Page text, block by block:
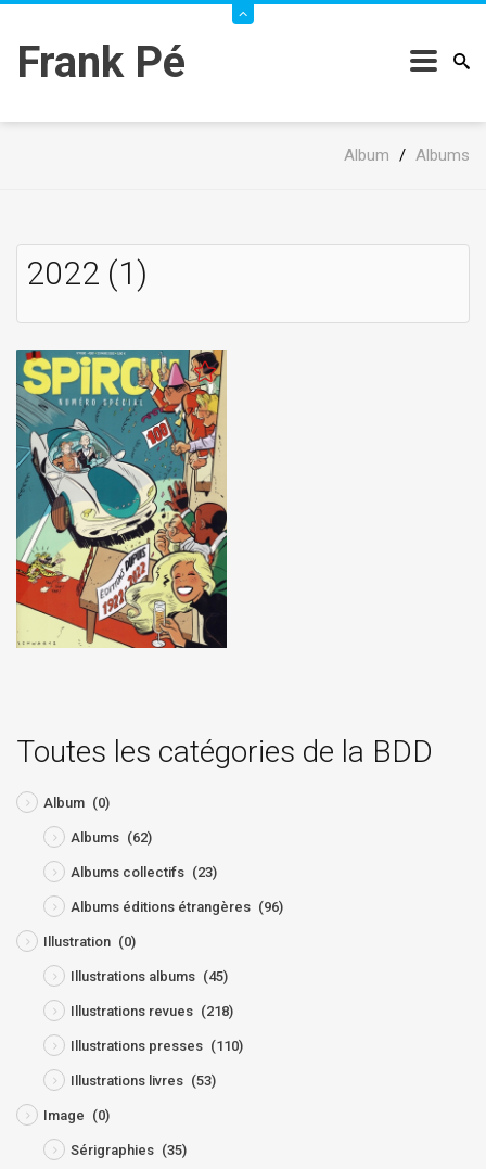
Frank Pé
Album / Albums
2022 (1)
Toutes les catégories de la BDD
Album (0)
Albums (62)
Albums collectifs (23)
Albums éditions étrangères (96)
Illustration (0)
Illustrations albums (45)
Illustrations revues (218)
Illustrations presses (110)
Illustrations livres (53)
Image (0)
Sérigraphies (35)